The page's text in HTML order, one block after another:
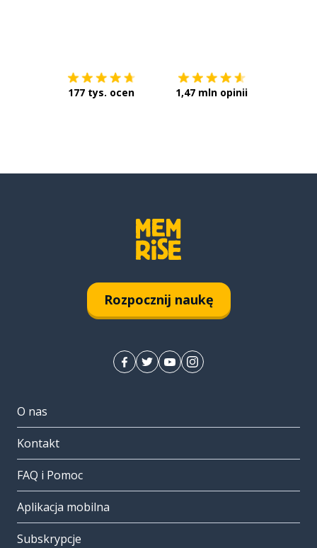
177 tys. ocen 1,47 mln opinii
Rozpocznij naukę
O nas
Kontakt
FAQ i Pomoc
Aplikacja mobilna
Subskrypcje